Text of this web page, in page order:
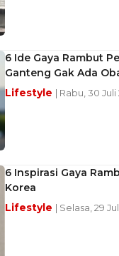
6 Ide Gaya Rambut
Ganteng Gak Ada
Lifestyle | Rabu, 30 Juli
6 Inspirasi Gaya
Korea
Lifestyle | Selasa, 29